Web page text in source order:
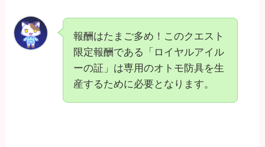
報酬はたまご多め！このクエスト
限定報酬である「ロイヤルアイル
ーの証」は専用のオトモ防具を生
産するために必要となります。